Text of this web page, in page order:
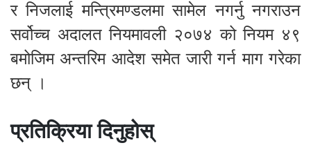
र निजलाई मन्त्रिमण्डलमा सामेल नगर्नु नगराउन
सर्वोच्च अदालत नियमावली २०७४ को नियम ४९
बमोजिम अन्तरिम आदेश समेत जारी गर्न माग गरेका
छन् ।
प्रतिक्रिया दिनुहोस्